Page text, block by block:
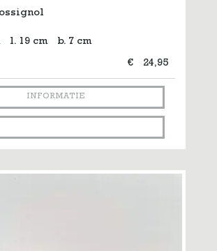
l. 19 cm b. 7 cm
€ 24,95
INFORMATIE